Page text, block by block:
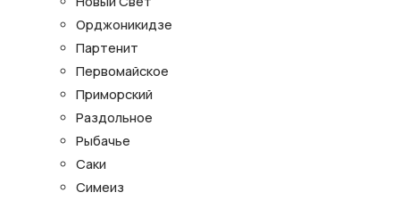
Орджоникидзе
Партенит
Первомайское
Приморский
Раздольное
Рыбачье
Саки
Симеиз